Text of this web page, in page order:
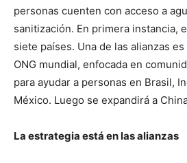
personas cuenten con acceso a
sanitización. En primera instancia,
siete países. Una de las alianzas es
ONG mundial, enfocada en
para ayudar a personas en Brasil,
México. Luego se expandirá a
La estrategia está en las alianzas